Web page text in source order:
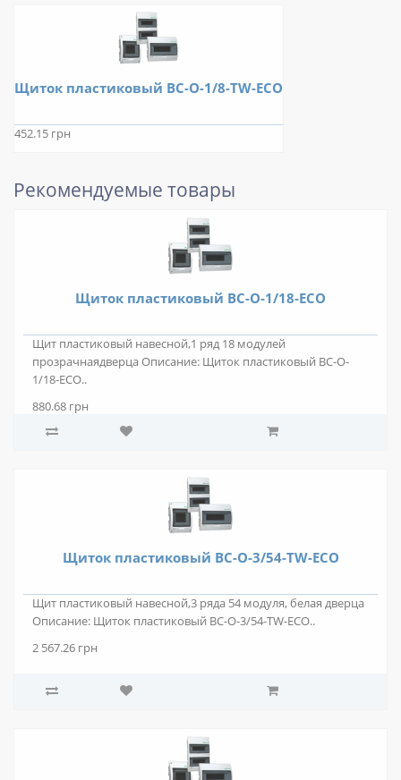
Щиток пластиковый BC-O-1/8-TW-ECO
452.15 грн
Рекомендуемые товары
Щиток пластиковый BC-O-1/18-ECO
Щит пластиковый навесной,1 ряд 18 модулей
прозрачнаядверца Описание: Щиток пластиковый BC-O-
1/18-ECO..
880.68 грн
Щиток пластиковый BC-O-3/54-TW-ECO
Щит пластиковый навесной,3 ряда 54 модуля, белая дверца
Описание: Щиток пластиковый BC-O-3/54-TW-ECO..
2 567.26 грн